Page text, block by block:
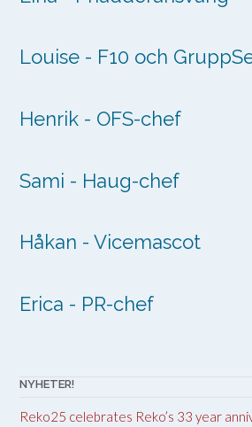
Louise - F10 och
Henrik - OFS-chef
Sami - Haug-chef
Håkan - Vicemascot
Erica - PR-chef
NYHETER!
Reko25 celebrates Reko’s 33 year